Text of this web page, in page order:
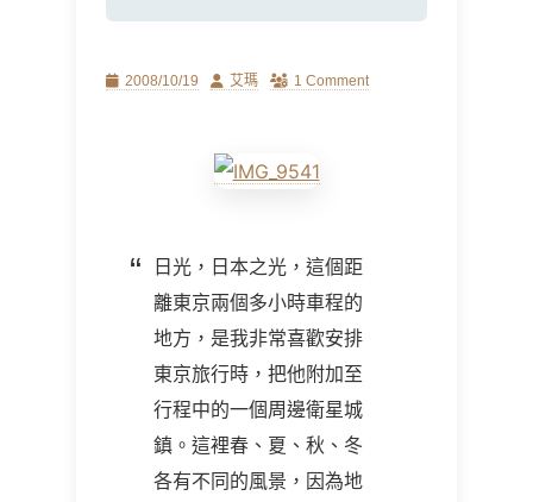
Posted
2008/10/19 Author
艾瑪 1 Comment
日光，日本之光，這個距
離東京兩個多小時車程的
地方，是我非常喜歡安排
東京旅行時，把他附加至
行程中的一個周邊衛星城
鎮。這裡春、夏、秋、冬
各有不同的風景，因為地